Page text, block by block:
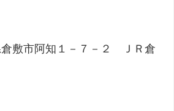
倉敷市阿知１－７－２ ＪＲ倉